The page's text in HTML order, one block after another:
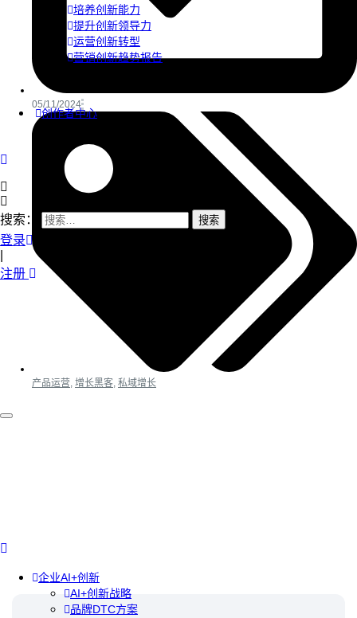
培养创新能力
提升创新领导力
运营创新转型
营销创新趋势报告
创作者中心
搜索：
登录
注册
企业AI+创新
AI+创新战略
品牌DTC方案
05/11/2024
产品运营 增长黑客 私域增长